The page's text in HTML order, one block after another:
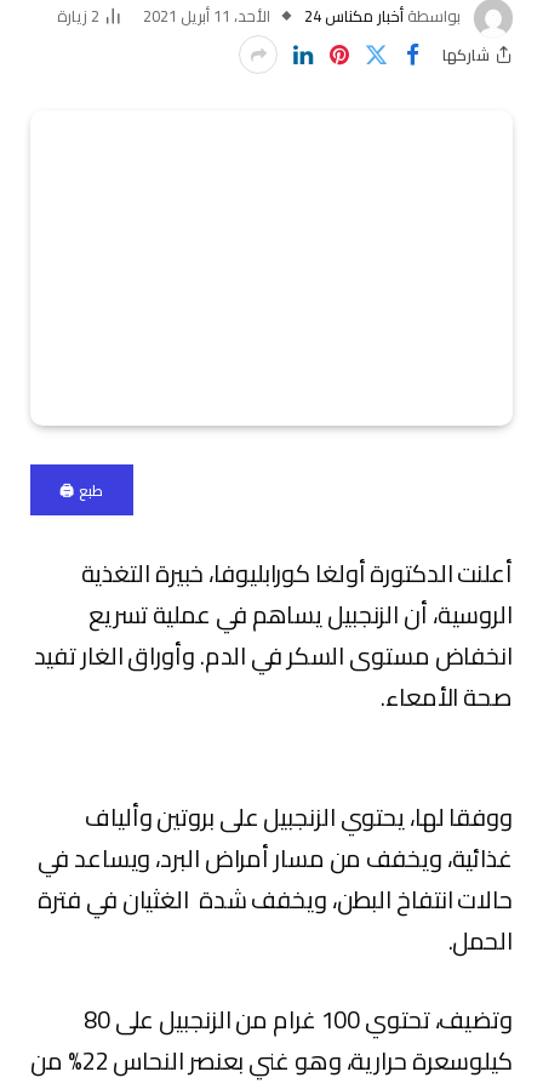
بواسطةأخبار مكناس 24 الأحد، 11 أبريل 2021 2 زيارة
شاركها
طبع 🖨
أعلنت الدكتورة أولغا كورابليوفا، خبيرة التغذية
الروسية، أن الزنجبيل يساهم في عملية تسريع
انخفاض مستوى السكر في الدم. وأوراق الغار تفيد
صحة الأمعاء.
ووفقا لها، يحتوي الزنجبيل على بروتين وألياف
غذائية، ويخفف من مسار أمراض البرد، ويساعد في
حالات انتفاخ البطن، ويخفف شدة الغثيان في فترة
الحمل.
وتضيف، تحتوي 100 غرام من الزنجبيل على 80
كيلوسعرة حرارية، وهو غني بعنصر النحاس 22% من